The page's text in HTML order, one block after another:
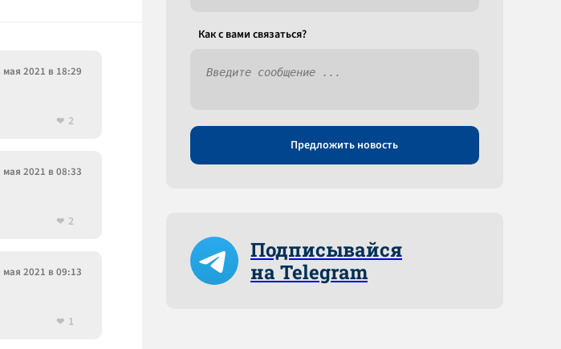
мая 2021 в 18:29
2
мая 2021 в 08:33
2
мая 2021 в 09:13
1
Как c вами связаться?
Предложить новость
Подписывайся
на Telegram